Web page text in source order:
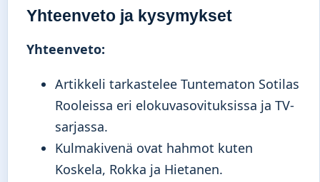
Yhteenveto ja kysymykset
Yhteenveto:
Artikkeli tarkastelee Tuntematon Sotilas
Rooleissa eri elokuvasovituksissa ja TV-
sarjassa.
Kulmakivenä ovat hahmot kuten
Koskela, Rokka ja Hietanen.